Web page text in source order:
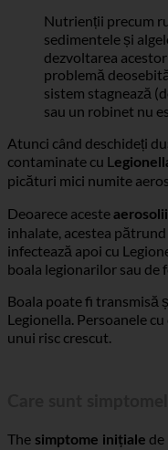
Nutrienții precum
sedimentele și
dezvoltarea
problemă
sistem stagnează
Atunci când deschideți
contaminate cu L
Deoarece aceste
inhalate, acestea
infectează apoi cu
Boala poate fi transmisă
Legionella. Persoanele